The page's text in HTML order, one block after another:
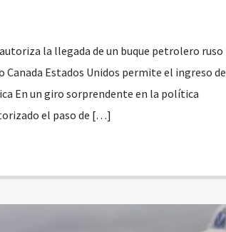
la llegada de un buque petrolero ruso
Canada Estados Unidos permite el ingreso de
En un giro sorprendente en la política
el paso de […]